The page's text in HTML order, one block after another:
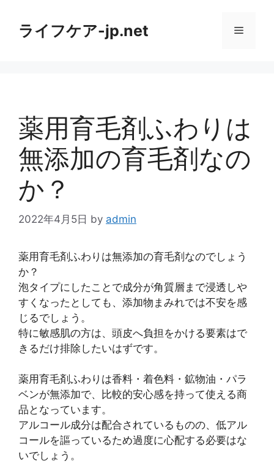
ライフケア-jp.net メ
ー
薬用育毛剤ふわりは
無添加の育毛剤なの
か？
2022年4月5日 by admin
薬用育毛剤ふわりは無添加の育毛剤なのでしょう
か？
泡タイプにしたことで成分が角質層まで浸透しや
すくなったとしても、添加物まみれでは不安を感
じるでしょう。
特に敏感肌の方は、頭皮へ負担をかける要素はで
きるだけ排除したいはずです。
薬用育毛剤ふわりは香料・着色料・鉱物油・パラ
ベンが無添加で、比較的安心感を持って使える商
品となっています。
アルコール成分は配合されているものの、低アル
コールを謳っているため過度に心配する必要はな
いでしょう。